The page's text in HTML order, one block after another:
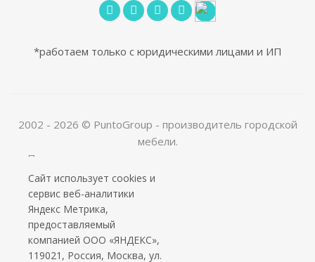
*работаем только с юридическими лицами и ИП
2002 - 2026 © PuntoGroup - производитель городской
мебели.
Производитель имеет право вносить изменения в
техническую документацию с минимальными
изменениями во внешнем виде продукта.
ООО «Алюдеко-К» ИНН 4401028410 ОГРН
Сайт использует cookies и
сервис веб-аналитики
Яндекс Метрика,
предоставляемый
компанией ООО «ЯНДЕКС»,
119021, Россия, Москва, ул.